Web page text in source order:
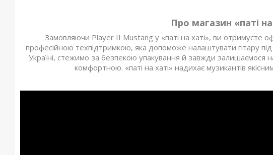
Про магазин «паті на
Замовляючи Player II Mustang у «паті на хаті», ви отримуєте
професійною техпідтримкою, яка допоможе налаштувати гітару
Україні, стежимо за безпекою упакування й завжди залишаємося
комфортною. «паті на хаті» надихає музикантів